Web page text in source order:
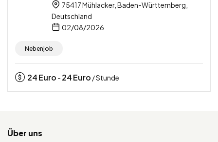
75417 Mühlacker, Baden-Württemberg,
Deutschland
02/08/2026
Nebenjob
24Euro - 24Euro / Stunde
Über uns